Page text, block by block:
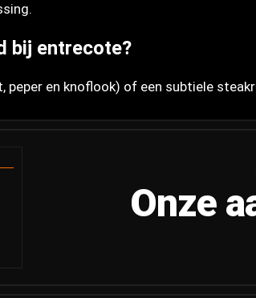
bij entrecote?
peper en knoflook) of een subtiele
Onze